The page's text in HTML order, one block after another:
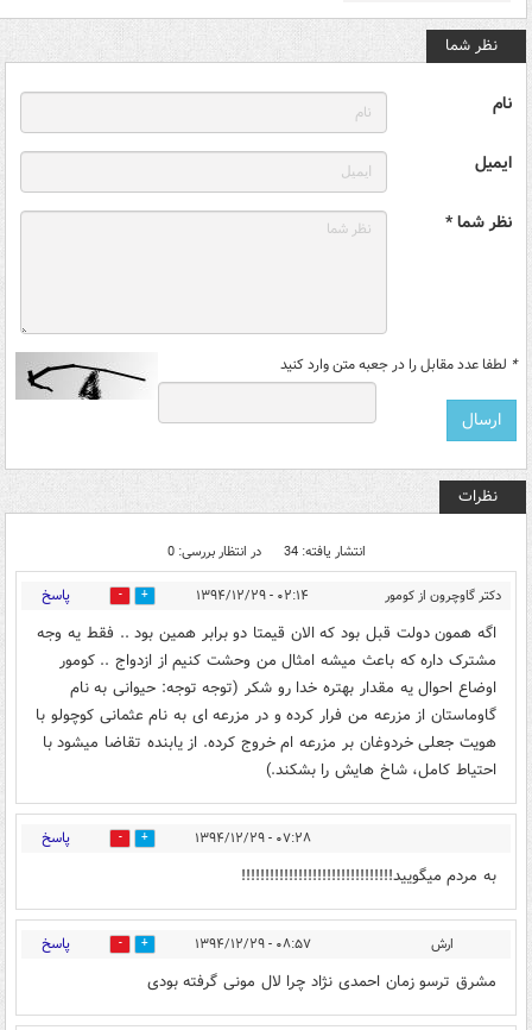
نظر شما
نام
ایمیل
نظر شما *
* لطفا عدد مقابل را در جعبه متن وارد کنید
نظرات
انتشار یافته: 34 در انتظار بررسی: 0
دکتر گاوچرون از کومور ۰۲:۱۴ - ۱۳۹۴/۱۲/۲۹ 0 پاسخ
اگه همون دولت قبل بود که الان قیمتا دو برابر همین بود .. فقط یه وجه
مشترک داره که باعث میشه امثال من وحشت کنیم از ازدواج .. کومور
اوضاع احوال یه مقدار بهتره خدا رو شکر (توجه توجه: حیوانی به نام
گاوماستان از مزرعه من فرار کرده و در مزرعه ای به نام عثمانی کوچولو با
هویت جعلی خردوغان بر مزرعه ام خروج کرده. از یابنده تقاضا میشود با
احتیاط کامل، شاخ هایش را بشکند.)
۰۷:۲۸ - ۱۳۹۴/۱۲/۲۹ 0 پاسخ
به مردم میگویید!!!!!!!!!!!!!!!!!!!!!!!!!!!!!!!!
ارش ۰۸:۵۷ - ۱۳۹۴/۱۲/۲۹ 0 پاسخ
مشرق ترسو زمان احمدی نژاد چرا لال مونی گرفته بودی